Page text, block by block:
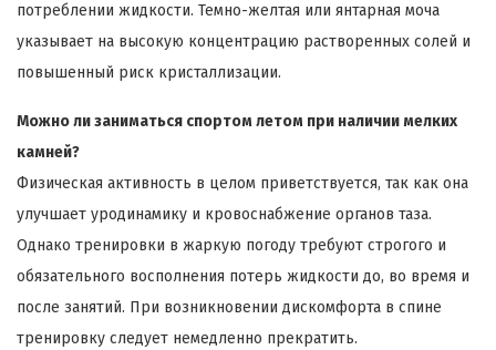
потреблении жидкости. Темно-желтая или янтарная моча
указывает на высокую концентрацию растворенных солей и
повышенный риск кристаллизации.
Можно ли заниматься спортом летом при наличии мелких
камней?
Физическая активность в целом приветствуется, так как она
улучшает уродинамику и кровоснабжение органов таза.
Однако тренировки в жаркую погоду требуют строгого и
обязательного восполнения потерь жидкости до, во время и
после занятий. При возникновении дискомфорта в спине
тренировку следует немедленно прекратить.